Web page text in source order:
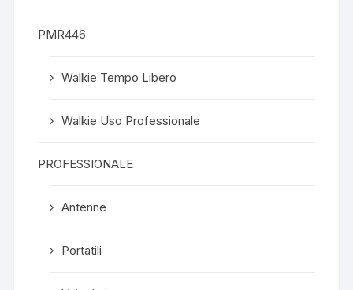
PMR446
Walkie Tempo Libero
Walkie Uso Professionale
PROFESSIONALE
Antenne
Portatili